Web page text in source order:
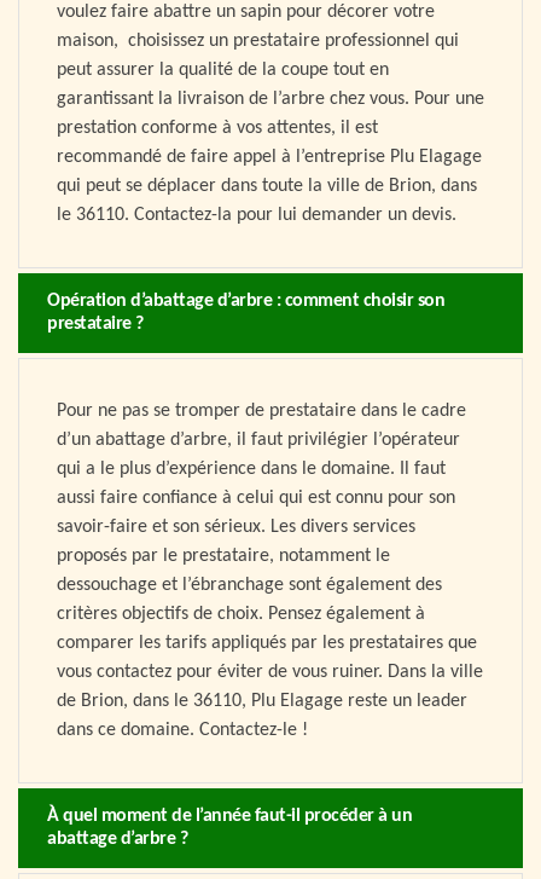
voulez faire abattre un sapin pour décorer votre
maison, choisissez un prestataire professionnel qui
peut assurer la qualité de la coupe tout en
garantissant la livraison de l’arbre chez vous. Pour une
prestation conforme à vos attentes, il est
recommandé de faire appel à l’entreprise Plu Elagage
qui peut se déplacer dans toute la ville de Brion, dans
le 36110. Contactez-la pour lui demander un devis.
Opération d’abattage d’arbre : comment choisir son
prestataire ?
Pour ne pas se tromper de prestataire dans le cadre
d’un abattage d’arbre, il faut privilégier l’opérateur
qui a le plus d’expérience dans le domaine. Il faut
aussi faire confiance à celui qui est connu pour son
savoir-faire et son sérieux. Les divers services
proposés par le prestataire, notamment le
dessouchage et l’ébranchage sont également des
critères objectifs de choix. Pensez également à
comparer les tarifs appliqués par les prestataires que
vous contactez pour éviter de vous ruiner. Dans la ville
de Brion, dans le 36110, Plu Elagage reste un leader
dans ce domaine. Contactez-le !
À quel moment de l’année faut-il procéder à un
abattage d’arbre ?